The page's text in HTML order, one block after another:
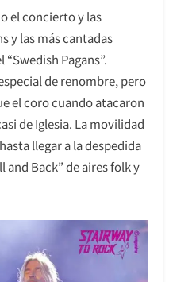
el concierto y las
y las más cantadas
Pagans”.
de renombre, pero
el coro cuando atacaron
de Iglesia. La movilidad
llegar a la despedida
and Back” de aires folk y